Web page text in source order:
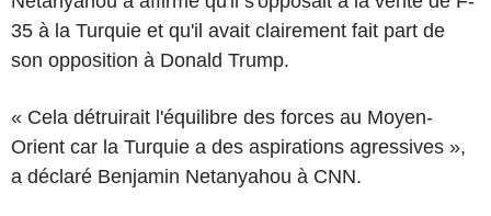
35 à la Turquie et qu'il avait clairement fait part de
son opposition à Donald Trump.
« Cela détruirait l'équilibre des forces au Moyen-
Orient car la Turquie a des aspirations agressives »,
a déclaré Benjamin Netanyahou à CNN.